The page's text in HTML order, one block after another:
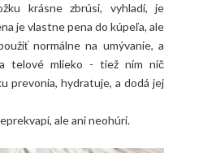
krásne zbrúsi, vyhladí, je
je vlastne pena do kúpeľa, ale
normálne na umývanie, a
telové mlieko - tiež ním nič
prevonia, hydratuje, a dodá jej
ale ani neohúri.